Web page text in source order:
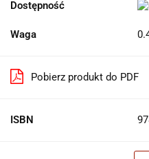
Dostępność
Waga
Pobierz produkt do PDF
ISBN